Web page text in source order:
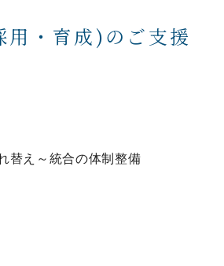
用・育成)のご支援
替え～統合の体制整備